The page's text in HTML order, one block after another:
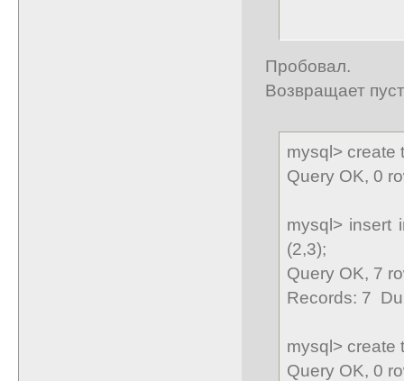
Пробовал.
Возвращает
mysql> create
Query OK, 0
mysql> insert
(2,3);
Query OK, 7
Records: 7
mysql> create
Query OK, 0